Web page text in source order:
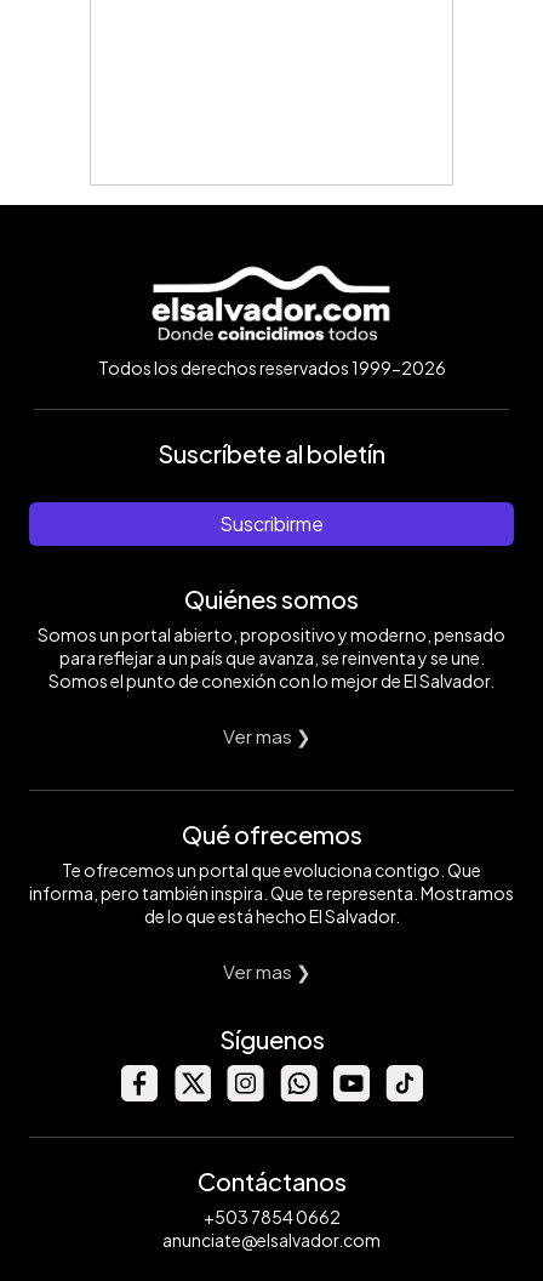
Todos los derechos reservados 1999-2026
Suscríbete al boletín
Suscribirme
Quiénes somos
Somos un portal abierto, propositivo y moderno, pensado
para reflejar a un país que avanza, se reinventa y se une.
Somos el punto de conexión con lo mejor de El Salvador.
Ver mas ❯
Qué ofrecemos
Te ofrecemos un portal que evoluciona contigo. Que
informa, pero también inspira. Que te representa. Mostramos
de lo que está hecho El Salvador.
Ver mas ❯
Síguenos
Contáctanos
+503 7854 0662
anunciate@elsalvador.com